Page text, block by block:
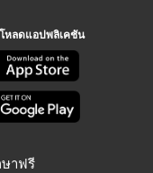
หลดแอปพลิเคชัน
าฟรี